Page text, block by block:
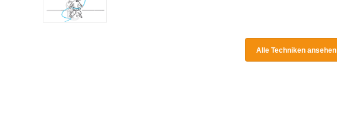
Alle Techniken ansehen